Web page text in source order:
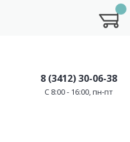
8 (3412) 30-06-38
C 8:00 - 16:00, пн-пт